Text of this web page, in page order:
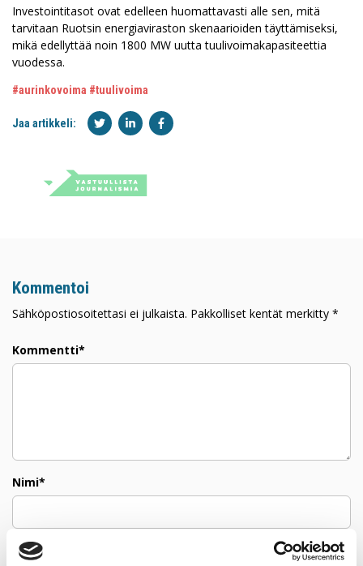
Investointitasot ovat edelleen huomattavasti alle sen, mitä
tarvitaan Ruotsin energiaviraston skenaarioiden täyttämiseksi,
mikä edellyttää noin 1800 MW uutta tuulivoimakapasiteettia
vuodessa.
#aurinkovoima #tuulivoima
Jaa artikkeli:
Kommentoi
Sähköpostiosoitettasi ei julkaista. Pakkolliset kentät merkitty *
Kommentti*
Nimi*
Sähköposti*